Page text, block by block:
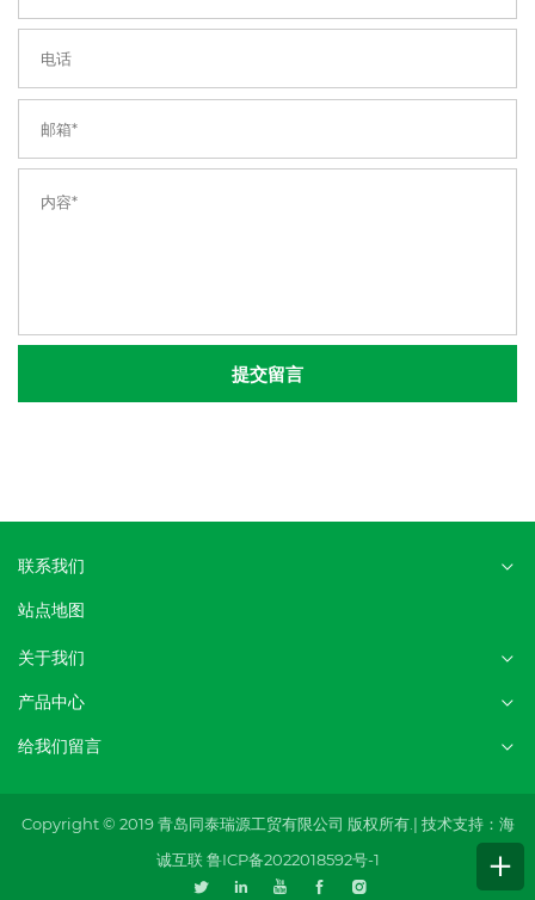
提交留言
联系我们
站点地图
关于我们
产品中心
给我们留言
Copyright © 2019 青岛同泰瑞源工贸有限公司 版权所有.| 技术支持：海
诚互联 鲁ICP备2022018592号-1